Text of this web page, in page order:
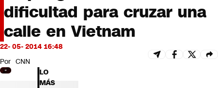
Cultura
Servicios
Bits
CNN tiempo
Futuro 360
Opinión
dificultad para cruzar una
calle en Vietnam
22- 05- 2014 16:48
Por CNN
LO
MÁS